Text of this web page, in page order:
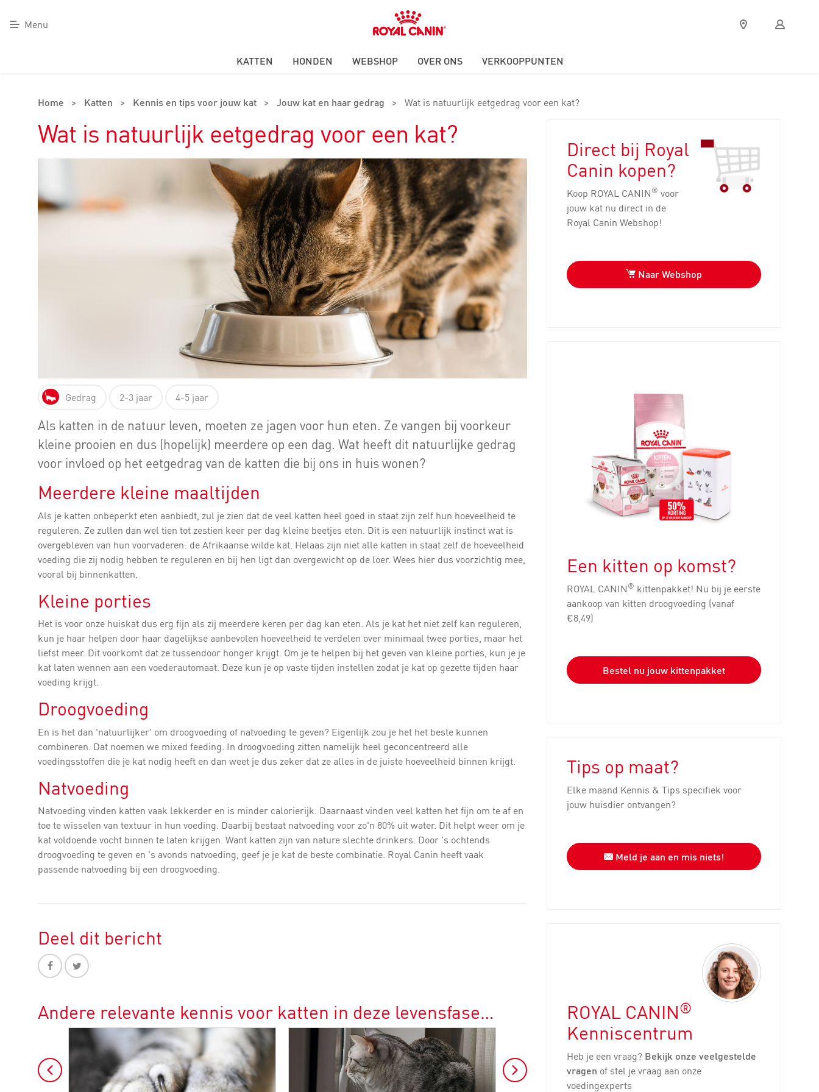
Menu
Royal
Canin
Verkooppunten
Mijn
Royal
KATTEN
HONDEN WEBSHOP OVER ONS VERKOOPPUNTEN
Home > Katten > Kennis en tips voor jouw kat > Jouw kat en haar gedrag > Wat is natuurlijk eetgedrag voor een kat?
Wat is natuurlijk eetgedrag voor een kat?
Gedrag 2-3 jaar 4-5 jaar
Als katten in de natuur leven, moeten ze jagen voor hun eten. Ze vangen bij voorkeur
kleine prooien en dus (hopelijk) meerdere op een dag. Wat heeft dit natuurlijke gedrag
voor invloed op het eetgedrag van de katten die bij ons in huis wonen?
Meerdere kleine maaltijden
Als je katten onbeperkt eten aanbiedt, zul je zien dat de veel katten heel goed in staat zijn zelf hun hoeveelheid te
reguleren. Ze zullen dan wel tien tot zestien keer per dag kleine beetjes eten. Dit is een natuurlijk instinct wat is
overgebleven van hun voorvaderen: de Afrikaanse wilde kat. Helaas zijn niet alle katten in staat zelf de hoeveelheid
voeding die zij nodig hebben te reguleren en bij hen ligt dan overgewicht op de loer. Wees hier dus voorzichtig mee,
vooral bij binnenkatten.
Kleine porties
Het is voor onze huiskat dus erg fijn als zij meerdere keren per dag kan eten. Als je kat het niet zelf kan reguleren,
kun je haar helpen door haar dagelijkse aanbevolen hoeveelheid te verdelen over minimaal twee porties, maar het
liefst meer. Dit voorkomt dat ze tussendoor honger krijgt. Om je te helpen bij het geven van kleine porties, kun je je
kat laten wennen aan een voederautomaat. Deze kun je op vaste tijden instellen zodat je kat op gezette tijden haar
voeding krijgt.
Droogvoeding
En is het dan 'natuurlijker' om droogvoeding of natvoeding te geven? Eigenlijk zou je het het beste kunnen
combineren. Dat noemen we mixed feeding. In droogvoeding zitten namelijk heel geconcentreerd alle
voedingsstoffen die je kat nodig heeft en dan weet je dus zeker dat ze alles in de juiste hoeveelheid binnen krijgt.
Natvoeding
Natvoeding vinden katten vaak lekkerder en is minder calorierijk. Daarnaast vinden veel katten het fijn om te af en
toe te wisselen van textuur in hun voeding. Daarbij bestaat natvoeding voor zo'n 80% uit water. Dit helpt weer om je
kat voldoende vocht binnen te laten krijgen. Want katten zijn van nature slechte drinkers. Door 's ochtends
droogvoeding te geven en 's avonds natvoeding, geef je je kat de beste combinatie. Royal Canin heeft vaak
passende natvoeding bij een droogvoeding.
Deel dit bericht
Andere relevante kennis voor katten in deze levensfase…
Direct bij Royal
Canin kopen?
Koop ROYAL CANIN® voor
jouw kat nu direct in de
Royal Canin Webshop!
Naar Webshop
Een kitten op komst?
ROYAL CANIN® kittenpakket! Nu bij je eerste
aankoop van kitten droogvoeding (vanaf
€8,49)
Bestel nu jouw kittenpakket
Tips op maat?
Elke maand Kennis & Tips specifiek voor
jouw huisdier ontvangen?
Meld je aan en mis niets!
ROYAL CANIN®
Kenniscentrum
Heb je een vraag? Bekijk onze veelgestelde
vragen of stel je vraag aan onze
voedingexperts